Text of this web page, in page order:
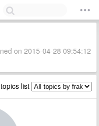
on 2015-04-28 09:54:12
list